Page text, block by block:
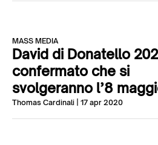
MASS MEDIA
David di Donatello
confermato che si
svolgeranno l’8
Thomas Cardinali | 17 apr 2020